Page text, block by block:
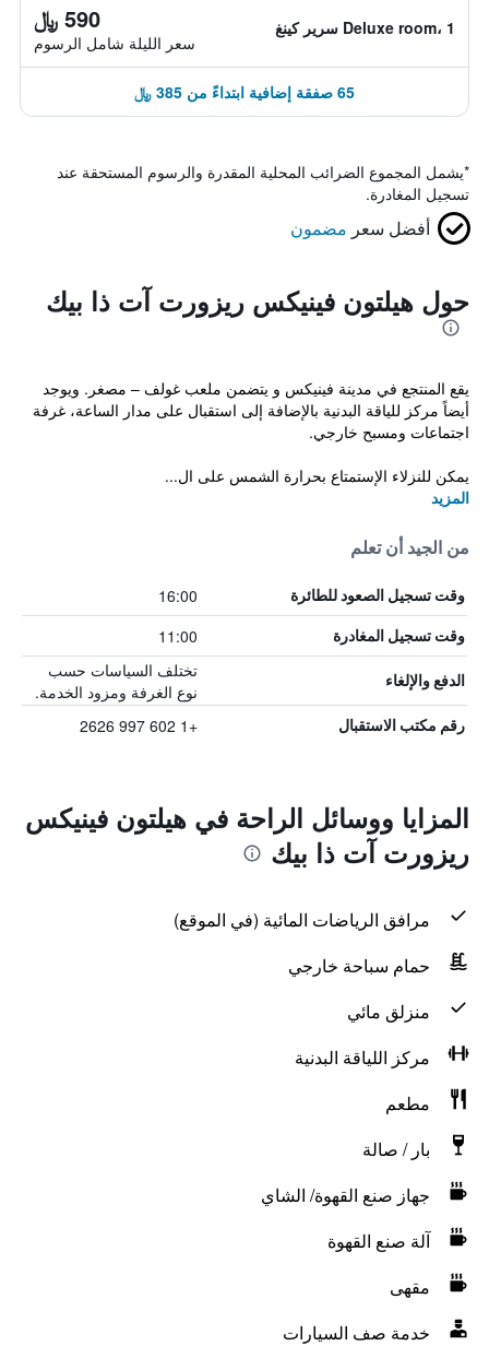
Deluxe room، 1 سرير كينغ 590 ﷼
سعر الليلة شامل الرسوم
65 صفقة إضافية ابتداءً من 385 ﷼
*يشمل المجموع الضرائب المحلية المقدرة والرسوم المستحقة عند
تسجيل المغادرة.
أفضل سعر مضمون
حول هيلتون فينيكس ريزورت آت ذا بيك
يقع المنتجع في مدينة فينيكس و يتضمن ملعب غولف – مصغر. ويوجد
أيضاً مركز للياقة البدنية بالإضافة إلى استقبال على مدار الساعة، غرفة
اجتماعات ومسبح خارجي.
يمكن للنزلاء الإستمتاع بحرارة الشمس على ال...
المزيد
من الجيد أن تعلم
وقت تسجيل الصعود للطائرة 16:00
وقت تسجيل المغادرة 11:00
الدفع والإلغاء
تختلف السياسات حسب
نوع الغرفة ومزود الخدمة.
رقم مكتب الاستقبال +1 602 997 2626
المزايا ووسائل الراحة في هيلتون فينيكس
ريزورت آت ذا بيك
مرافق الرياضات المائية (في الموقع)
حمام سباحة خارجي
منزلق مائي
مركز اللياقة البدنية
مطعم
بار / صالة
جهاز صنع القهوة/ الشاي
آلة صنع القهوة
مقهى
خدمة صف السيارات